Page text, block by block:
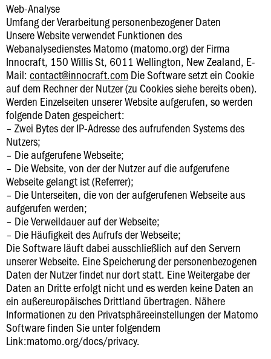
Web-Analyse
Umfang der Verarbeitung personenbezogener Daten
Unsere Website verwendet Funktionen des
Webanalysedienstes Matomo (matomo.org) der Firma
Innocraft, 150 Willis St, 6011 Wellington, New Zealand, E-
Mail: contact@innocraft.com Die Software setzt ein Cookie
auf dem Rechner der Nutzer (zu Cookies siehe bereits oben).
Werden Einzelseiten unserer Website aufgerufen, so werden
folgende Daten gespeichert:
– Zwei Bytes der IP-Adresse des aufrufenden Systems des
Nutzers;
– Die aufgerufene Webseite;
– Die Website, von der der Nutzer auf die aufgerufene
Webseite gelangt ist (Referrer);
– Die Unterseiten, die von der aufgerufenen Webseite aus
aufgerufen werden;
– Die Verweildauer auf der Webseite;
– Die Häufigkeit des Aufrufs der Webseite;
Die Software läuft dabei ausschließlich auf den Servern
unserer Webseite. Eine Speicherung der personenbezogenen
Daten der Nutzer findet nur dort statt. Eine Weitergabe der
Daten an Dritte erfolgt nicht und es werden keine Daten an
ein außereuropäisches Drittland übertragen. Nähere
Informationen zu den Privatsphäreeinstellungen der Matomo
Software finden Sie unter folgendem
Link:matomo.org/docs/privacy.